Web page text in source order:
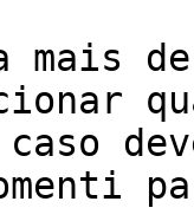
mais
caso